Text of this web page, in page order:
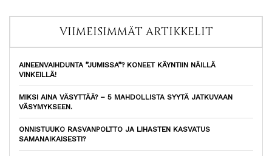
VIIMEISIMMÄT ARTIKKELIT
AINEENVAIHDUNTA ”JUMISSA”? KONEET KÄYNTIIN NÄILLÄ
VINKEILLÄ!
MIKSI AINA VÄSYTTÄÄ? – 5 MAHDOLLISTA SYYTÄ JATKUVAAN
VÄSYMYKSEEN.
ONNISTUUKO RASVANPOLTTO JA LIHASTEN KASVATUS
SAMANAIKAISESTI?